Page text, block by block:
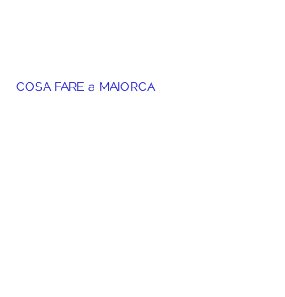
COSA FARE a MAIORCA